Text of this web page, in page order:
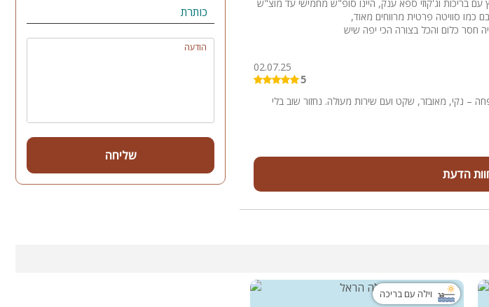
מתחם חוץ עם בריכות וג'קוזי ספא ענק, היינו סופ"ש מחמישי עד מוצ"ש
חסר כלום והכל בצורה הכי יפה שיש
02.07.25
5
– נקי, מאובזר, שקט ועם שירות מעולה. נחזור שוב בלי
הדעת
כותרת
הודעה
שליחה
וילה עם בריכה